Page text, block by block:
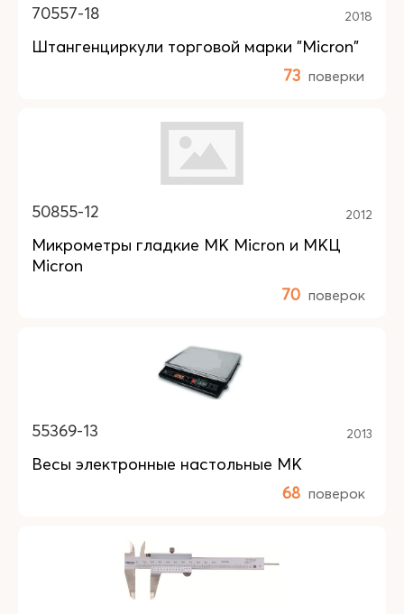
70557-18 2018
Штангенциркули торговой марки "Micron"
73 поверки
50855-12 2012
Микрометры гладкие МК Micron и МКЦ
Micron
70 поверок
55369-13 2013
Весы электронные настольные МК
68 поверок